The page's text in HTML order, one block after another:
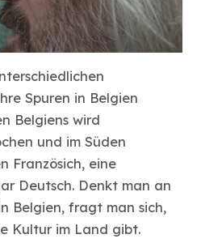
Spuren in Belgien
Belgiens wird
und im Süden
Französich, eine
Deutsch. Denkt man an
Belgien, fragt man sich,
Kultur im Land gibt.